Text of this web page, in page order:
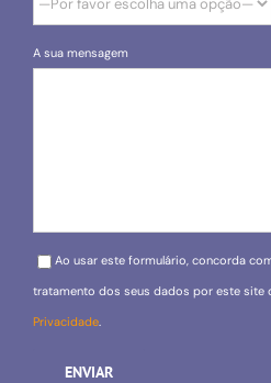
A sua mensagem
Please leave this field empty.
Ao usar este formulário, concorda
tratamento dos seus dados por este site
Privacidade.